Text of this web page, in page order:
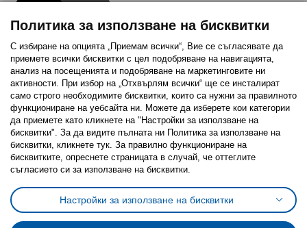
Последвайте ни:
FacebookTwitterYoutubePinterestInstagram
Политика за използване на бисквитки (Cookies)
Избор на настройки за използване на бисквитки
Условия за ползване на ikea.bgОбща политика за личните данни
Политика за защита на личните данни на ikea.bg
Политика за използване на бисквитки
С избиране на опцията „Приемам всички“, Вие се съгласявате да
приемете всички бисквитки с цел подобряване на навигацията,
анализ на посещенията и подобряване на маркетинговите ни
активности. При избор на „Отхвърлям всички“ ще се инсталират
само строго необходимитe бисквитки, които са нужни за правилното
функциониране на уебсайта ни. Можете да изберете кои категории
да приемете като кликнете на "Настройки за използване на
бисквитки". За да видите пълната ни Политика за използване на
бисквитки, кликнете тук. За правилно функциониране на
бисквитките, опреснете страницата в случай, че оттеглите
съгласието си за използване на бисквитки.
Настройки за използване на бисквитки